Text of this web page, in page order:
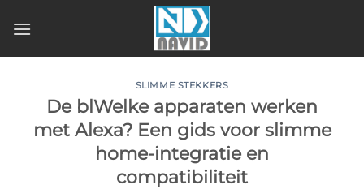
naar
SLIMME STEKKERS
De blWelke apparaten werken
met Alexa? Een gids voor slimme
home-integratie en
compatibiliteit